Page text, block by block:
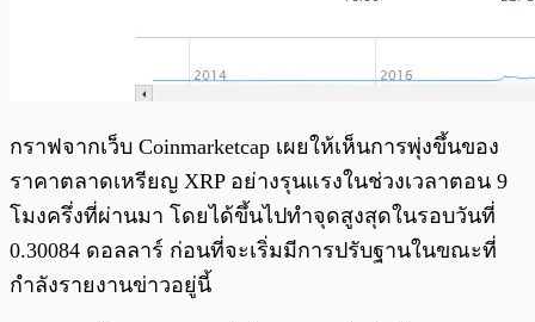
กราฟจากเว็บ Coinmarketcap เผยให้เห็นการพุ่งขึ้นของ
ราคาตลาดเหรียญ XRP อย่างรุนแรงในช่วงเวลาตอน 9
โมงครึ่งที่ผ่านมา โดยได้ขึ้นไปทำจุดสูงสุดในรอบวันที่
0.30084 ดอลลาร์ ก่อนที่จะเริ่มมีการปรับฐานในขณะที่
กำลังรายงานข่าวอยู่นี้